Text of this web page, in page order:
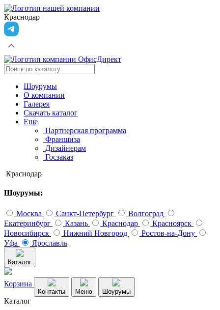
Краснодар
Шоурумы
О компании
Галерея
Скачать каталог
Еще
Партнерская программа
Франшиза
Дизайнерам
Госзаказ
Краснодар
Шоурумы:
Москва Санкт-Петербург
Волгоград
Екатеринбург
Казань Краснодар
Красноярск
Новосибирск
Нижний Новгород
Ростов-на-Дону
Уфа
Ярославль
Каталог
Корзина
Контакты Меню Шоурумы
Каталог